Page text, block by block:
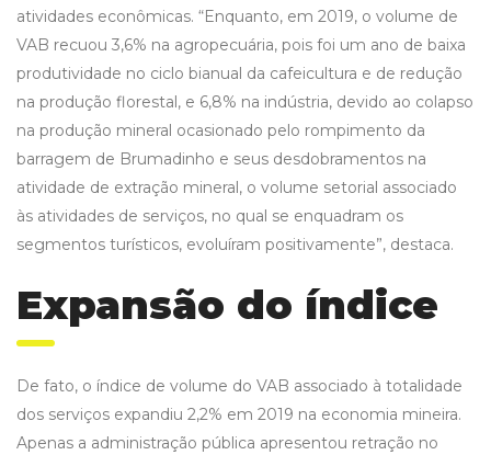
atividades econômicas. “Enquanto, em 2019, o volume de
VAB recuou 3,6% na agropecuária, pois foi um ano de baixa
produtividade no ciclo bianual da cafeicultura e de redução
na produção florestal, e 6,8% na indústria, devido ao colapso
na produção mineral ocasionado pelo rompimento da
barragem de Brumadinho e seus desdobramentos na
atividade de extração mineral, o volume setorial associado
às atividades de serviços, no qual se enquadram os
segmentos turísticos, evoluíram positivamente”, destaca.
Expansão do índice
De fato, o índice de volume do VAB associado à totalidade
dos serviços expandiu 2,2% em 2019 na economia mineira.
Apenas a administração pública apresentou retração no